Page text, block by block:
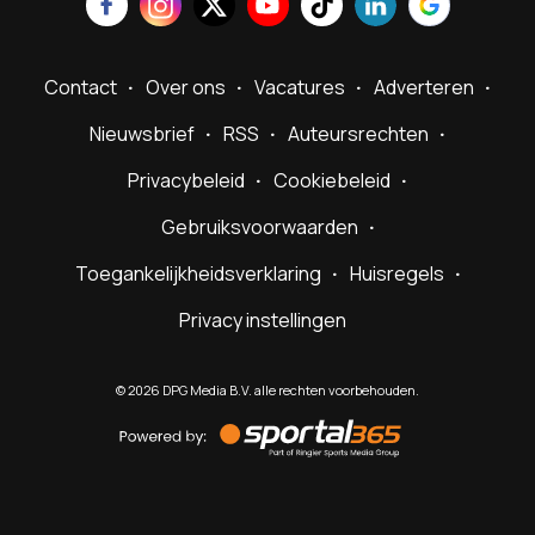
Contact Over ons Vacatures
Adverteren
Nieuwsbrief
RSS
Auteursrechten
Privacybeleid
Cookiebeleid
Gebruiksvoorwaarden
Toegankelijkheidsverklaring
Huisregels
Privacy instellingen
©2026 DPG Media B.V. alle rechten voorbehouden.
by
Sportal365